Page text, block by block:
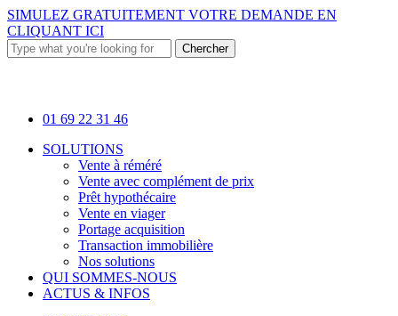
Skip
to
main
content
SIMULEZ GRATUITEMENT VOTRE DEMANDE EN
CLIQUANT ICI
Chercher
01 69 22 31 46
Menu
SOLUTIONS
Vente à réméré
Vente avec complément de prix
Prêt hypothécaire
Vente en viager
Portage acquisition
Transaction immobilière
Nos solutions
QUI SOMMES-NOUS
ACTUS & INFOS